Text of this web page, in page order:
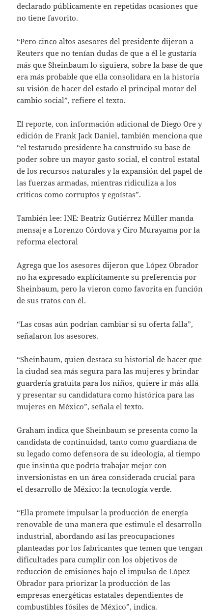
declarado públicamente en repetidas ocasiones que
no tiene favorito.
“Pero cinco altos asesores del presidente dijeron a
Reuters que no tenían dudas de que a él le gustaría
más que Sheinbaum lo siguiera, sobre la base de que
era más probable que ella consolidara en la historia
su visión de hacer del estado el principal motor del
cambio social”, refiere el texto.
El reporte, con información adicional de Diego Ore y
edición de Frank Jack Daniel, también menciona que
“el testarudo presidente ha construido su base de
poder sobre un mayor gasto social, el control estatal
de los recursos naturales y la expansión del papel de
las fuerzas armadas, mientras ridiculiza a los
críticos como corruptos y egoístas”.
También lee: INE: Beatriz Gutiérrez Müller manda
mensaje a Lorenzo Córdova y Ciro Murayama por la
reforma electoral
Agrega que los asesores dijeron que López Obrador
no ha expresado explícitamente su preferencia por
Sheinbaum, pero la vieron como favorita en función
de sus tratos con él.
“Las cosas aún podrían cambiar si su oferta falla”,
señalaron los asesores.
“Sheinbaum, quien destaca su historial de hacer que
la ciudad sea más segura para las mujeres y brindar
guardería gratuita para los niños, quiere ir más allá
y presentar su candidatura como histórica para las
mujeres en México”, señala el texto.
Graham indica que Sheinbaum se presenta como la
candidata de continuidad, tanto como guardiana de
su legado como defensora de su ideología, al tiempo
que insinúa que podría trabajar mejor con
inversionistas en un área considerada crucial para
el desarrollo de México: la tecnología verde.
“Ella promete impulsar la producción de energía
renovable de una manera que estimule el desarrollo
industrial, abordando así las preocupaciones
planteadas por los fabricantes que temen que tengan
dificultades para cumplir con los objetivos de
reducción de emisiones bajo el impulso de López
Obrador para priorizar la producción de las
empresas energéticas estatales dependientes de
combustibles fósiles de México”, indica.